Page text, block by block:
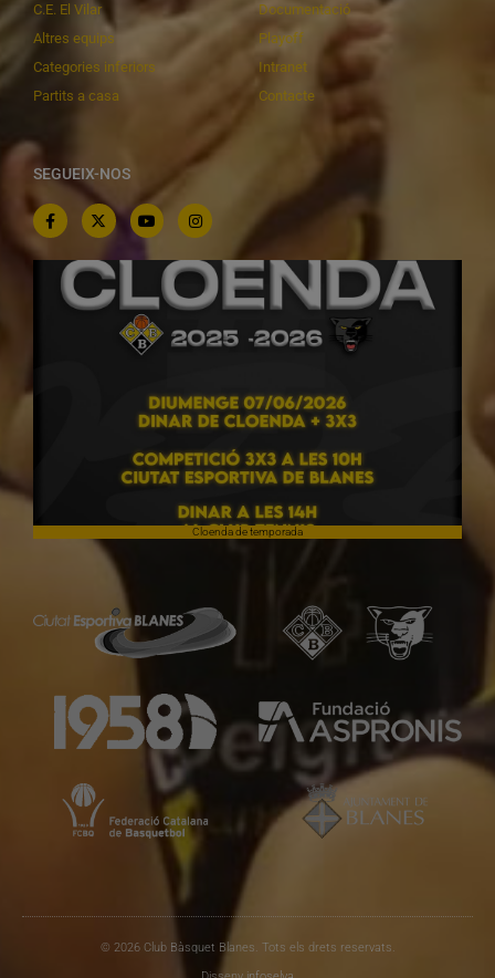
C.E. El Vilar
Altres equips
Categories inferiors
Partits a casa
Documentació
Playoff
Intranet
Contacte
SEGUEIX-NOS
Cloenda de temporada
© 2026 Club Bàsquet Blanes. Tots els drets reservats.